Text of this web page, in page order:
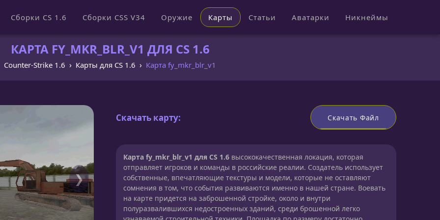
Сборки CS 1.6 Сборки CSS V34 Оружие Карты Статьи Аватарки Никнеймы
КАРТА FY_MKR_BLR_V1 ДЛЯ CS 1.6
Counter-Strike 1.6 Карты для CS 1.6 Карта fy_mkr_blr_v1
❯
Скачать карту: Скачать Файл
Карта fy_mkr_blr_v1 для CS 1.6 высококачественная локация, которая
отправляет игроков и команды в российские реалии. Создатель использует
собственные, впечатляющие текстуры и модели, которые не оставляют
сомнения в том, что события развиваются именно в нашей стране. Воевать
на карте придется на заброшенной стройке, около и внутри
полуразвалившихся недостроенных зданий, среди брошенной легко